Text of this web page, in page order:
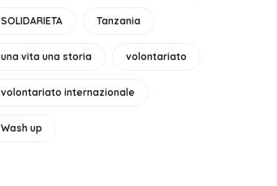
SOLIDARIETA Tanzania
una vita una storia volontariato
volontariato internazionale
Wash up